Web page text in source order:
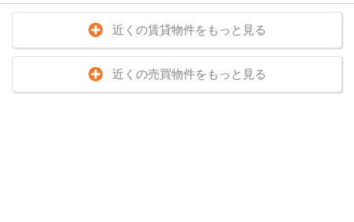
近くの賃貸物件をもっと見る
近くの売買物件をもっと見る